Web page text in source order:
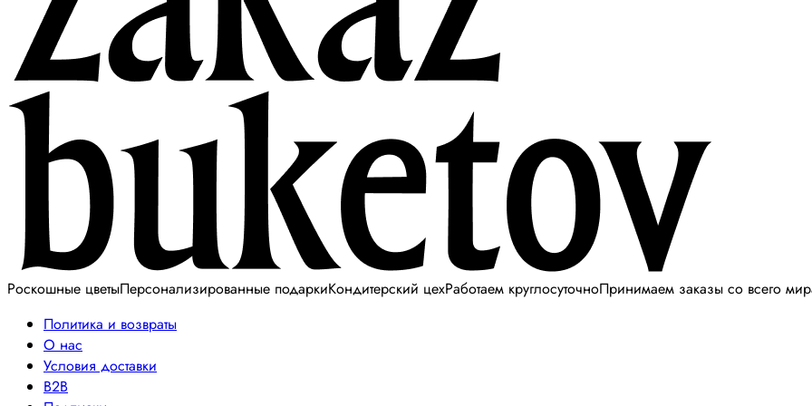
Роскошные цветыПерсонализированные подаркиКондитерский цехРаботаем круглосуточноПринимаем заказы со всего
Политика и возвраты
О нас
Условия доставки
B2B